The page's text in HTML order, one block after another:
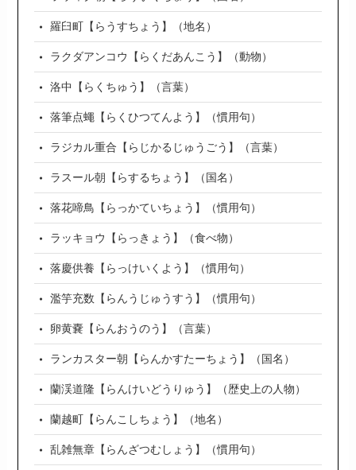
羅臼町【らうすちょう】（地名）
ラクダアンコウ【らくだあんこう】（動物）
洛中【らくちゅう】（言葉）
落筆点蠅【らくひつてんよう】（慣用句）
ラジカル重合【らじかるじゅうごう】（言葉）
ラスール朝【らするちょう】（国名）
落花啼鳥【らっかていちょう】（慣用句）
ラッキョウ【らっきょう】（食べ物）
落慶供養【らっけいくよう】（慣用句）
濫竽充数【らんうじゅうすう】（慣用句）
卵黄嚢【らんおうのう】（言葉）
ランカスター朝【らんかすたーちょう】（国名）
蘭渓道隆【らんけいどうりゅう】（歴史上の人物）
蘭越町【らんこしちょう】（地名）
乱雑無章【らんざつむしょう】（慣用句）